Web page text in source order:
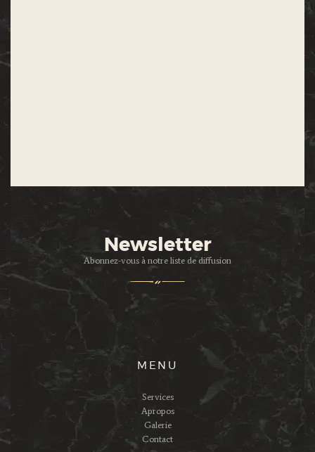
Newsletter
Abonnez-vous à notre liste de diffusion
MENU
Services
Apropos
Galerie
Contact